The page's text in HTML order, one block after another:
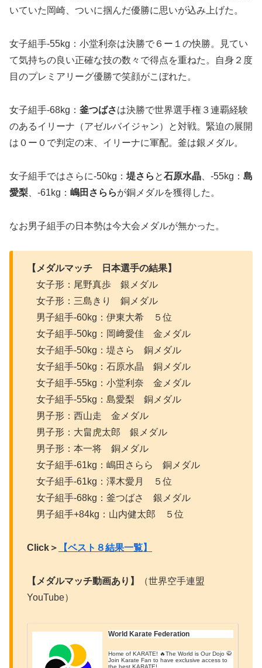
いていた岡崎、ついに掴んだ優勝に思いが込み上げた。
女子組手-55kg：小堂利奈は決勝で６ー１の快勝。見てい
て気持ちの良い正確な技の数々で得点を重ねた。自身２度
目のプレミアリーグ優勝で笑顔がこぼれた。
女子組手-68kg： 釜つばさは決勝で世界選手権３連覇経験
のあるイリーナ（アゼルバイジャン）と対戦。緊迫の展開
は０ー０で判定の末、イリーナに軍配。釜は銀メダル。
女子組手ではさらに-50kg： 堤さら と石原水晶 、-55kg： 島
愛梨 、-61kg： 嶋田さららが銅メダルを獲得した。
なお男子組手の日本勢は今大会メダルが無かった。
【メダルマッチ 日本選手の結果】
女子形：尾野真歩 銀メダル
女子形：三島きり 銅メダル
男子組手-60kg：伊東大希 ５位
女子組手-50kg：岡﨑愛佳 金メダル
女子組手-50kg：堤さら 銅メダル
女子組手-50kg：石原水晶 銅メダル
女子組手-55kg：小堂利奈 金メダル
女子組手-55kg：島愛梨 銅メダル
男子形：西山走 金メダル
男子形：大畠虎太郎 銀メダル
男子形：本一将 銅メダル
女子組手-61kg：嶋田さらら 銅メダル
女子組手-61kg：澤木愛月 ５位
女子組手-68kg：釜つばさ 銀メダル
男子組手+84kg：山内健太郎 ５位
Click＞ 【ベスト８結果一覧】
【メダルマッチ動画あり】
（世界空手連盟
YouTube）
World Karate Federation
Home of KARATE! 🔥The World is Our Dojo 🥋
Join Karate Fan to have exclusive access to